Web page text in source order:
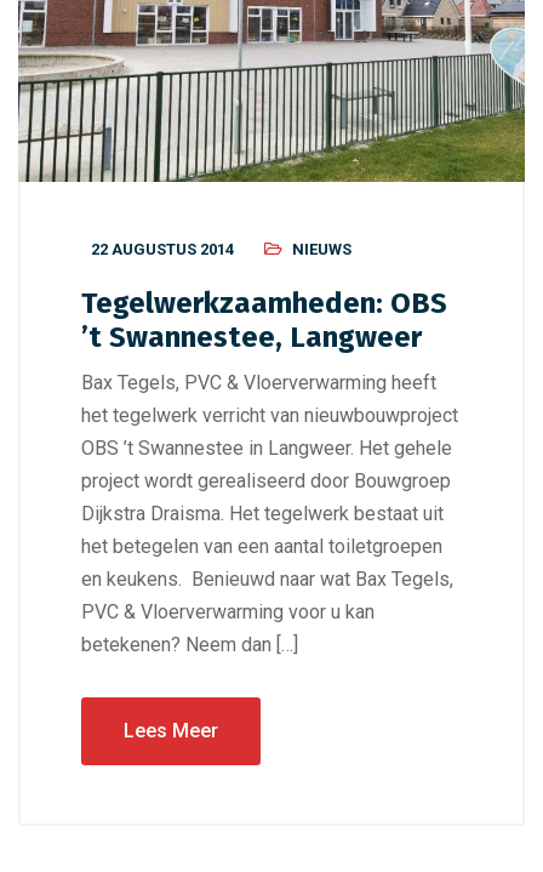
22 AUGUSTUS 2014 NIEUWS
Tegelwerkzaamheden: OBS
’t Swannestee, Langweer
Bax Tegels, PVC & Vloerverwarming heeft
het tegelwerk verricht van nieuwbouwproject
OBS ’t Swannestee in Langweer. Het gehele
project wordt gerealiseerd door Bouwgroep
Dijkstra Draisma. Het tegelwerk bestaat uit
het betegelen van een aantal toiletgroepen
en keukens. Benieuwd naar wat Bax Tegels,
PVC & Vloerverwarming voor u kan
betekenen? Neem dan […]
Lees Meer